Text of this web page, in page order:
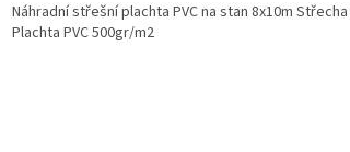
Náhradní střešní plachta PVC na stan 8x10m
Plachta PVC 500gr/m2